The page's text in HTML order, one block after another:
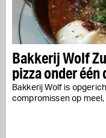
Bakkerij Wolf
pizza onder één
Bakkerij Wolf is
compromissen op